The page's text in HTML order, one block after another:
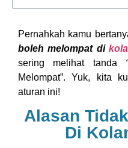
Pernahkah kamu
boleh melompat di
sering melihat tanda
Melompat”. Yuk, kita
aturan ini!
Alasan
Di